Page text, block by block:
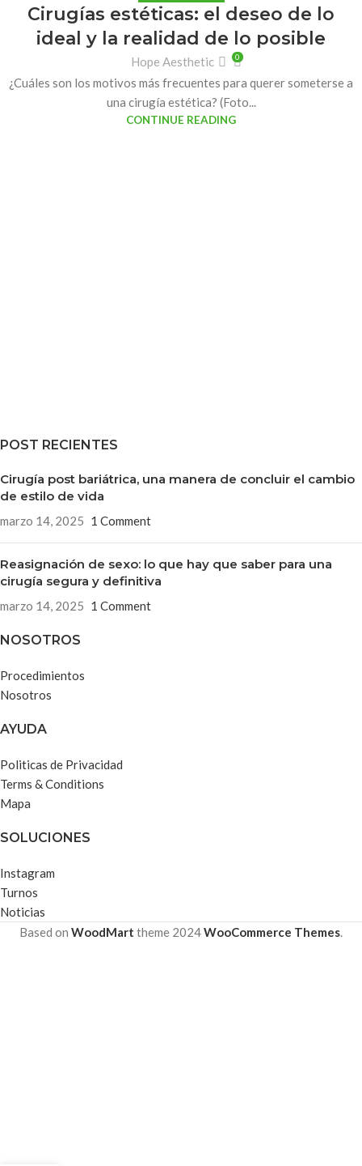
Cirugías estéticas: el deseo de lo
ideal y la realidad de lo posible
Hope Aesthetic 0
¿Cuáles son los motivos más frecuentes para querer someterse a
una cirugía estética? (Foto...
CONTINUE READING
POST RECIENTES
Cirugía post bariátrica, una manera de concluir el cambio
de estilo de vida
marzo 14, 2025 1 Comment
Reasignación de sexo: lo que hay que saber para una
cirugía segura y definitiva
marzo 14, 2025 1 Comment
NOSOTROS
Procedimientos
Nosotros
AYUDA
Politicas de Privacidad
Terms & Conditions
Mapa
SOLUCIONES
Instagram
Turnos
Noticias
Based on WoodMart theme 2024WooCommerce Themes